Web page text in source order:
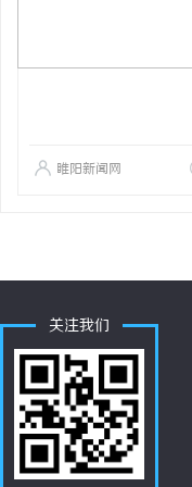
睢阳新闻网
关注我们